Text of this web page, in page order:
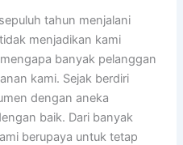
tahun menjalani
menjadikan kami
banyak pelanggan
kami. Sejak berdiri
dengan aneka
baik. Dari banyak
berupaya untuk tetap